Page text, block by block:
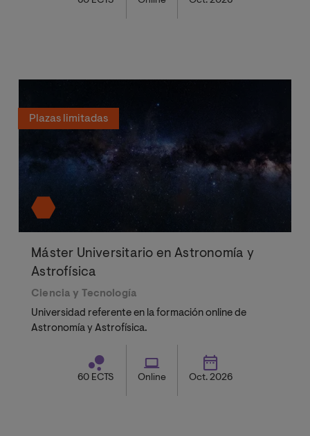
Plazas limitadas
Máster Universitario en Astronomía y
Astrofísica
Ciencia y Tecnología
Universidad referente en la formación online de
Astronomía y Astrofísica.
60 ECTS Online Oct. 2026